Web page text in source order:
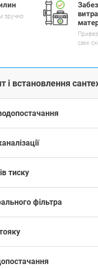
зручно
самі
і встановлення
тиску
фільтра